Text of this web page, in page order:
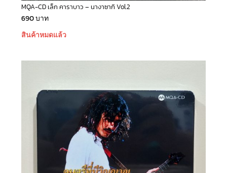
MQA-CD เล็ก คาราบาว – นางาซากิ Vol.2
690บาท
สินค้าหมดแล้ว